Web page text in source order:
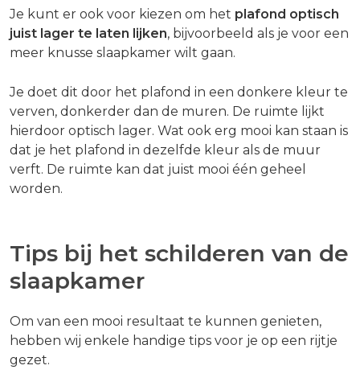
Je kunt er ook voor kiezen om het plafond optisch
juist lager te laten lijken, bijvoorbeeld als je voor een
meer knusse slaapkamer wilt gaan.
Je doet dit door het plafond in een donkere kleur te
verven, donkerder dan de muren. De ruimte lijkt
hierdoor optisch lager. Wat ook erg mooi kan staan is
dat je het plafond in dezelfde kleur als de muur
verft. De ruimte kan dat juist mooi één geheel
worden.
Tips bij het schilderen van de
slaapkamer
Om van een mooi resultaat te kunnen genieten,
hebben wij enkele handige tips voor je op een rijtje
gezet.